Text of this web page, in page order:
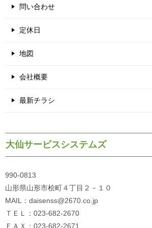
問い合わせ
定休日
地図
会社概要
最新チラシ
大仙サービスシステムズ
990-0813
山形県山形市桧町４丁目２－１０
MAIL：daisenss@2670.co.jp
ＴＥＬ：023-682-2670
ＦＡＸ：023-682-2671